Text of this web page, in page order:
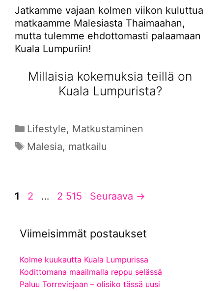
Jatkamme vajaan kolmen viikon kuluttua
matkaamme Malesiasta Thaimaahan,
mutta tulemme ehdottomasti palaamaan
Kuala Lumpuriin!
Millaisia kokemuksia teillä on
Kuala Lumpurista?
Kategoriat
Lifestyle, Matkustaminen
Avainsanat
Malesia, matkailu
Sivu
1 Sivu
2 … Sivu
2 515 Seuraava →
Viimeisimmät postaukset
Kolme kuukautta Kuala Lumpurissa
Kodittomana maailmalla reppu selässä
Paluu Torreviejaan – olisiko tässä uusi